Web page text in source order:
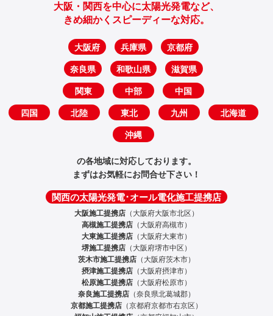
大阪・関西を中心に太陽光発電など、
きめ細かくスピーディーな対応。
大阪府 兵庫県 京都府
奈良県 和歌山県 滋賀県
関東 中部 中国
四国 北陸 東北 九州 北海道
沖縄
の各地域に対応しております。
まずはお気軽にお問合せ下さい！
関西の太陽光発電･オール電化施工提携店
大阪施工提携店 （大阪府大阪市北区）
高槻施工提携店 （大阪府高槻市）
大東施工提携店 （大阪府大東市）
堺施工提携店 （大阪府堺市中区）
茨木市施工提携店 （大阪府茨木市）
摂津施工提携店 （大阪府摂津市）
松原施工提携店 （大阪府松原市）
奈良施工提携店 （奈良県北葛城郡）
京都施工提携店 （京都府京都市右京区）